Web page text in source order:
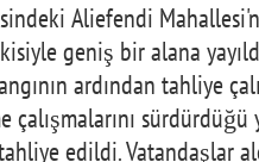
Aliefendi
geniş bir alana
ardından tahliye
çalışmalarını
edildi. Vatandaşlar